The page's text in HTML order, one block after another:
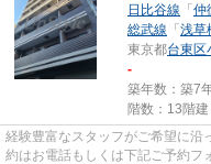
日比谷線 「 仲
総武線 「 浅草
東京都台東区
-
築年数：築7
階数：13階建
経験豊富なスタッフがご希望に沿
約はお電話もしくは下記ご予約フ